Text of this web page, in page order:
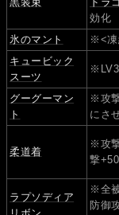
効化
氷のマント ※<凍
キュービック
スーツ
※LV3
グーグーマン
ト
※攻
にさ
柔道着
※攻
撃
ラプソディア
※全
防御